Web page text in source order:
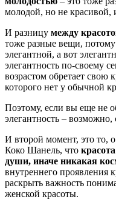
молодой, но не красивой,
И разницу между
тоже разные вещи,
элегантной, а вот
элегантность по-своему
возрастом обретает
которого нет у обычной
Поэтому, если вы еще не
элегантность – возможно,
И второй момент, это то,
Коко Шанель, что
души, иначе никакая
внутреннего проявления
раскрыть важность
женской красоты.